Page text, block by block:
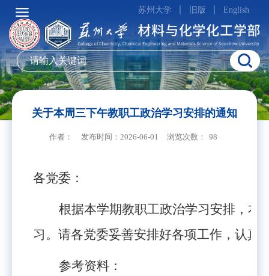
苏州大学 旧版 English
关于本周三下午教职工政治学习安排的通知
作者： 发布时间：2026-06-01 浏览次数： 98
各党委：
根据本学期教职工政治学习安排，本
习。请各党委妥善安排好各项工作，认真
参考资料：